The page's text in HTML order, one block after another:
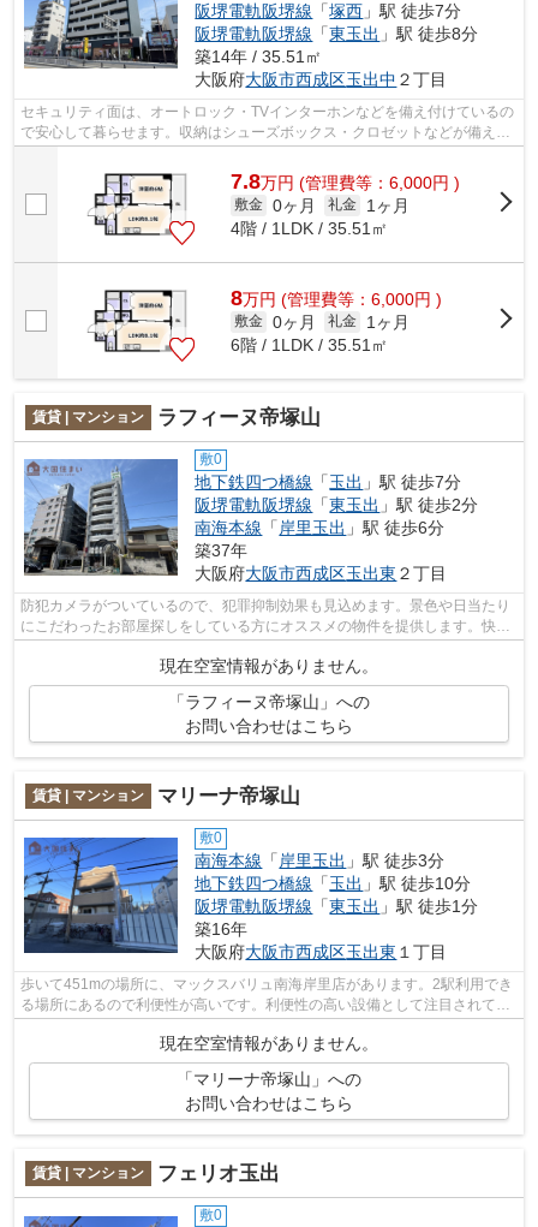
阪堺電軌阪堺線 「塚西 」駅 徒歩7分
阪堺電軌阪堺線 「東玉出 」駅 徒歩8分
築14年 / 35.51㎡
大阪府大阪市西成区玉出中 ２丁目
セキュリティ面は、オートロック・TVインターホンなどを備え付けているの
で安心して暮らせます。収納はシューズボックス・クロゼットなどが備え付
7.8万円 (管理費等：6,000円 )
敷金 0ヶ月 礼金
1ヶ月
4階 / 1LDK / 35.51㎡
8万円 (管理費等：6,000円 )
敷金 0ヶ月 礼金
1ヶ月
6階 / 1LDK / 35.51㎡
賃貸 | マンション ラフィーヌ帝塚山
敷0
地下鉄四つ橋線 「玉出 」駅 徒歩7分
阪堺電軌阪堺線 「東玉出 」駅 徒歩2分
南海本線 「 岸里玉出 」駅 徒歩6分
築37年
大阪府大阪市西成区玉出東 ２丁目
防犯カメラがついているので、犯罪抑制効果も見込めます。景色や日当たり
にこだわったお部屋探しをしている方にオススメの物件を提供します。快適
現在空室情報がありません。
「ラフィーヌ帝塚山」への
お問い合わせはこちら
賃貸 | マンション マリーナ帝塚山
敷0
南海本線 「岸里玉出 」駅 徒歩3分
地下鉄四つ橋線 「玉出 」駅 徒歩10分
阪堺電軌阪堺線 「東玉出 」駅 徒歩1分
築16年
大阪府大阪市西成区玉出東 １丁目
歩いて451mの場所に、マックスバリュ南海岸里店があります。2駅利用でき
る場所にあるので利便性が高いです。利便性の高い設備として注目されてい
るのが敷地内ごみ置き場です。「マリー...
現在空室情報がありません。
「マリーナ帝塚山」への
お問い合わせはこちら
賃貸 | マンション フェリオ玉出
敷0